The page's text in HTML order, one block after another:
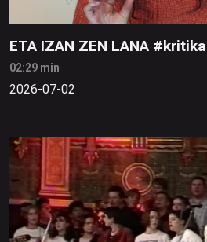
ETA IZAN ZEN LANA #kritika
02:29 min
2026-07-02